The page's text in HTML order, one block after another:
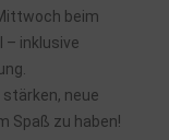
beim
inklusive
neue
Spaß zu haben!